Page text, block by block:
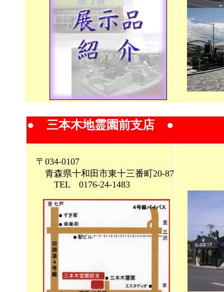
● 三本木地霊園前支店 ●
〒034-0107
青森県十和田市東十三番町20-87
TEL 0176-24-1483